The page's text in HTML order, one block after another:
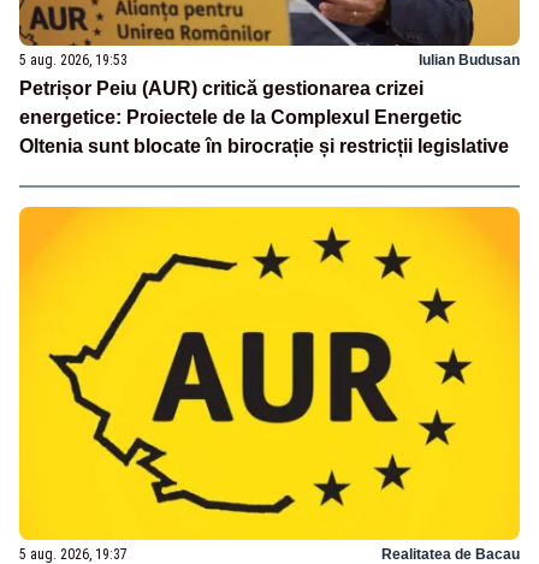
5 aug. 2026, 19:53 Iulian Budusan
Petrișor Peiu (AUR) critică gestionarea crizei
energetice: Proiectele de la Complexul Energetic
Oltenia sunt blocate în birocrație și restricții legislative
5 aug. 2026, 19:37 Realitatea de Bacau